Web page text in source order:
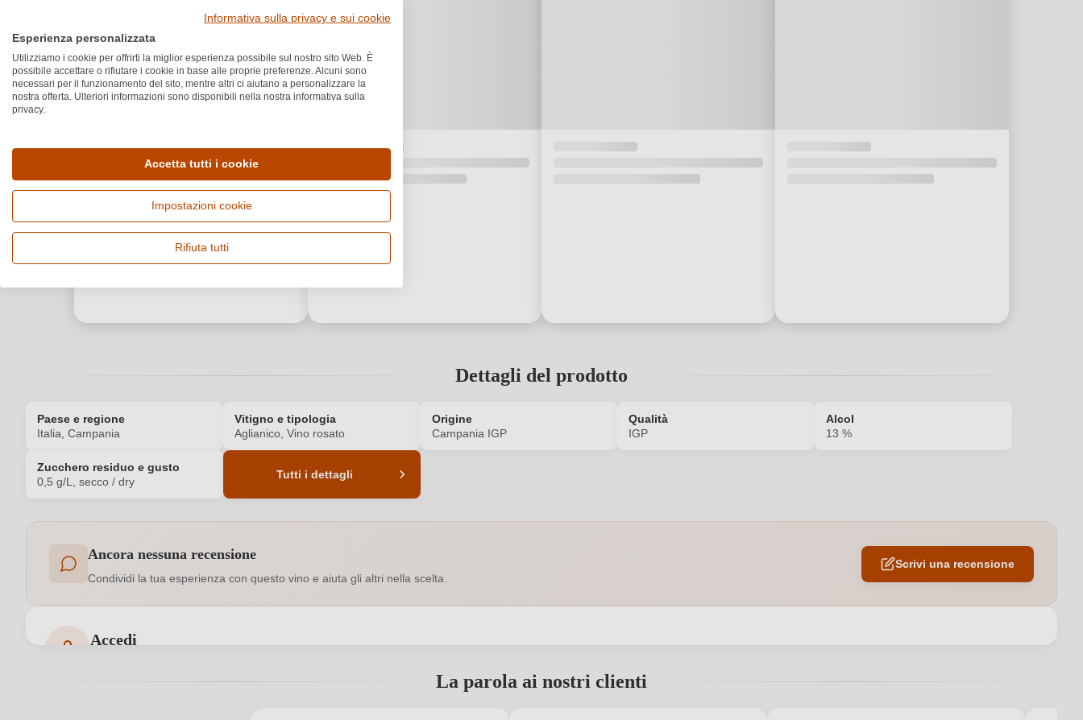
Dettagli del prodotto
Paese e regione
Italia, Campania
Vitigno e tipologia
Aglianico, Vino rosato
Origine
Campania IGP
Qualità
IGP
Alcol
13 %
Zucchero residuo e gusto
0,5 g/L, secco / dry
Tutti i dettagli
Acidità Botte inox
Annata Rosso
Ancora nessuna recensione
Condividi la tua esperienza con questo vino e aiuta gli altri nella scelta.
Scrivi una recensione
Accedi
La parola ai nostri clienti
Informativa sulla privacy e sui cookie
Esperienza personalizzata
Utilizziamo i cookie per offrirti la miglior esperienza possibile sul nostro sito Web. È
possibile accettare o rifiutare i cookie in base alle proprie preferenze. Alcuni sono
necessari per il funzionamento del sito, mentre altri ci aiutano a personalizzare la
nostra offerta. Ulteriori informazioni sono disponibili nella nostra informativa sulla
privacy.
Accetta tutti i cookie
Impostazioni cookie
Rifiuta tutti